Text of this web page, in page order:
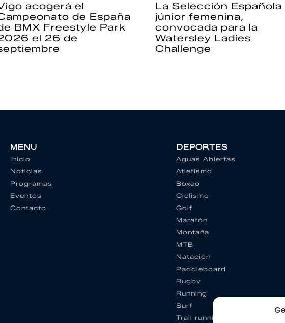
acogerá el
de España
BMX Freestyle Park
el 26 de
La Selección Española
júnior femenina,
convocada para la
Watersley Ladies
Challenge
MENU
Inicio
Noticias
Programas
Eventos
Contacto
DEPORTES
Aguas Abiertas
Atletismo
Boxeo
Ciclismo
Golf
Maratón
Montaña
MTB
Natación
Paddleboard
Rugby
Running
Surf
Trail running